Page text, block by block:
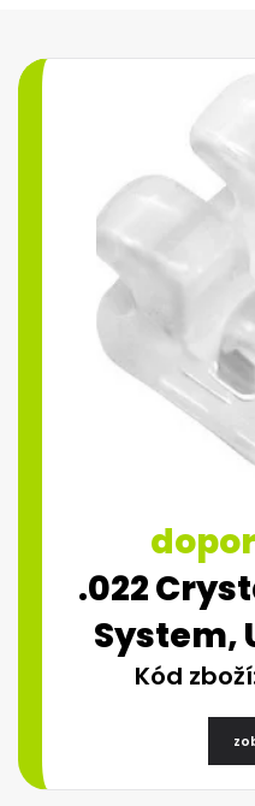
.022
System,
Kód